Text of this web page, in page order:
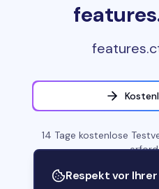
14 Tage kostenlose
Eine
Senden Sie
heute
Respekt vor